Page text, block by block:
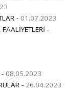
- 01.07.2023
-
08.05.2023
- 26.04.2023